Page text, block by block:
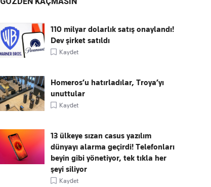
110 milyar dolarlık satış onaylandı!
Dev şirket satıldı
Kaydet
Homeros’u hatırladılar, Troya’yı
unuttular
Kaydet
13 ülkeye sızan casus yazılım
dünyayı alarma geçirdi! Telefonları
beyin gibi yönetiyor, tek tıkla her
şeyi siliyor
Kaydet